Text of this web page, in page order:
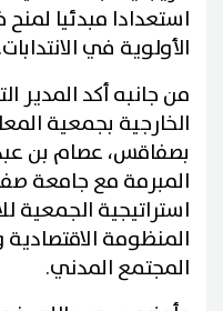
استعدادا مبدئيا
الأولوية في الانتدابات.
من جانبه أكد المدير
الخارجية بجمعية
بصفاقس، عصام بن عبد
المبرمة مع جامعة
استراتيجية الجمعية
المنظومة الاقتصادية
المجتمع المدني.